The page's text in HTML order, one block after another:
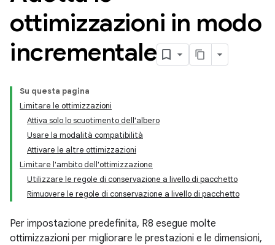
ottimizzazioni in modo
incrementale
Su questa pagina
Limitare le ottimizzazioni
Attiva solo lo scuotimento dell'albero
Usare la modalità compatibilità
Attivare le altre ottimizzazioni
Limitare l'ambito dell'ottimizzazione
Utilizzare le regole di conservazione a livello di pacchetto
Rimuovere le regole di conservazione a livello di pacchetto
Per impostazione predefinita, R8 esegue molte
ottimizzazioni per migliorare le prestazioni e le dimensioni,